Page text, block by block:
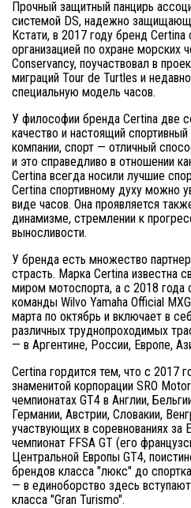
Прочный защитный панцирь
системой DS, надежно
Кстати, в 2017 году бренд
организацией по охране морских
Conservancy, поучаствовал в
миграций Tour de Turtles и
специальную модель часов.
У философии бренда Certina две
качество и настоящий
компании, спорт — отличный
и это справедливо в отношении
Certina всегда носили лучшие
Certina спортивному духу можно
виде часов. Она проявляется
динамизме, стремлении к
выносливости.
У бренда есть множество
страсть. Марка Certina известна
миром мотоспорта, а с 2018 года
команды Wilvo Yamaha Official
марта по октябрь и включает в
различных труднопроходимых
— в Аргентине, России, Европе,
Certina гордится тем, что с 2017
знаменитой корпорации SRO
чемпионатах GT4 в Англии,
Германии, Австрии, Словакии,
участвующих в соревнованиях за
чемпионат FFSA GT (его
Центральной Европы GT4,
брендов класса "люкс" до
— в единоборство здесь
класса "Gran Turismo".